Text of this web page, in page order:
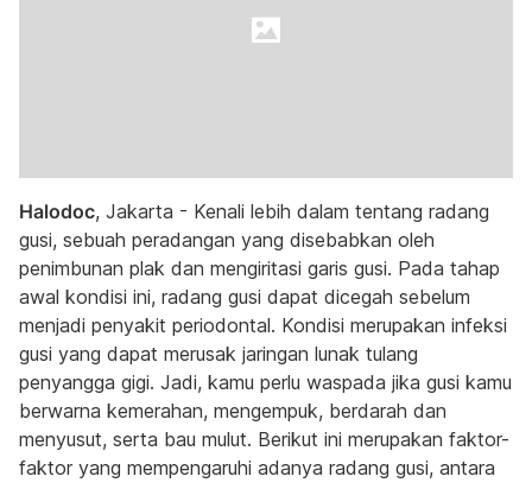
Halodoc, Jakarta - Kenali lebih dalam tentang radang
gusi, sebuah peradangan yang disebabkan oleh
penimbunan plak dan mengiritasi garis gusi. Pada tahap
awal kondisi ini, radang gusi dapat dicegah sebelum
menjadi penyakit periodontal. Kondisi merupakan infeksi
gusi yang dapat merusak jaringan lunak tulang
penyangga gigi. Jadi, kamu perlu waspada jika gusi kamu
berwarna kemerahan, mengempuk, berdarah dan
menyusut, serta bau mulut. Berikut ini merupakan faktor-
faktor yang mempengaruhi adanya radang gusi, antara